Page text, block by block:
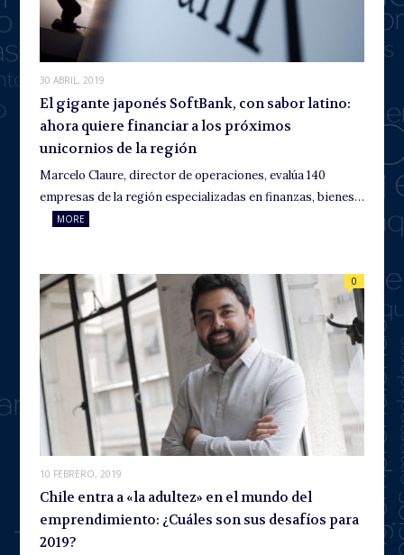
30 ABRIL, 2019
El gigante japonés SoftBank, con sabor latino:
ahora quiere financiar a los próximos
unicornios de la región
Marcelo Claure, director de operaciones, evalúa 140
empresas de la región especializadas en finanzas, bienes…
MORE
10 FEBRERO, 2019
0
Chile entra a «la adultez» en el mundo del
emprendimiento: ¿Cuáles son sus desafíos para
2019?